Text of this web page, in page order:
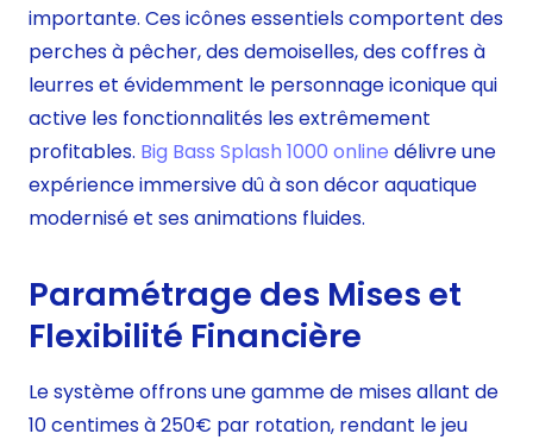
importante. Ces icônes essentiels comportent des
perches à pêcher, des demoiselles, des coffres à
leurres et évidemment le personnage iconique qui
active les fonctionnalités les extrêmement
profitables. Big Bass Splash 1000 online délivre une
expérience immersive dû à son décor aquatique
modernisé et ses animations fluides.
Paramétrage des Mises et
Flexibilité Financière
Le système offrons une gamme de mises allant de
10 centimes à 250€ par rotation, rendant le jeu